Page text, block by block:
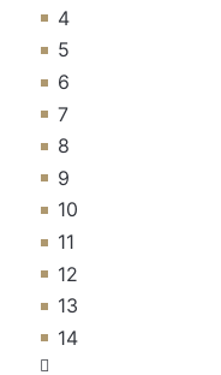
4
5
6
7
8
9
10
11
12
13
14